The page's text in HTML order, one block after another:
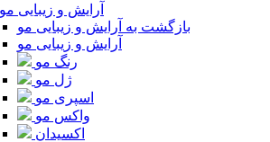
آرایش و زیبایی مو
بازگشت به آرایش و زیبایی مو
آرایش و زیبایی مو
رنگ مو
ژل مو
اسپری مو
واکس مو
اکسیدان